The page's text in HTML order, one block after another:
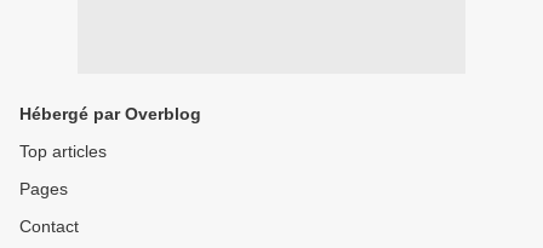
Hébergé par Overblog
Top articles
Pages
Contact